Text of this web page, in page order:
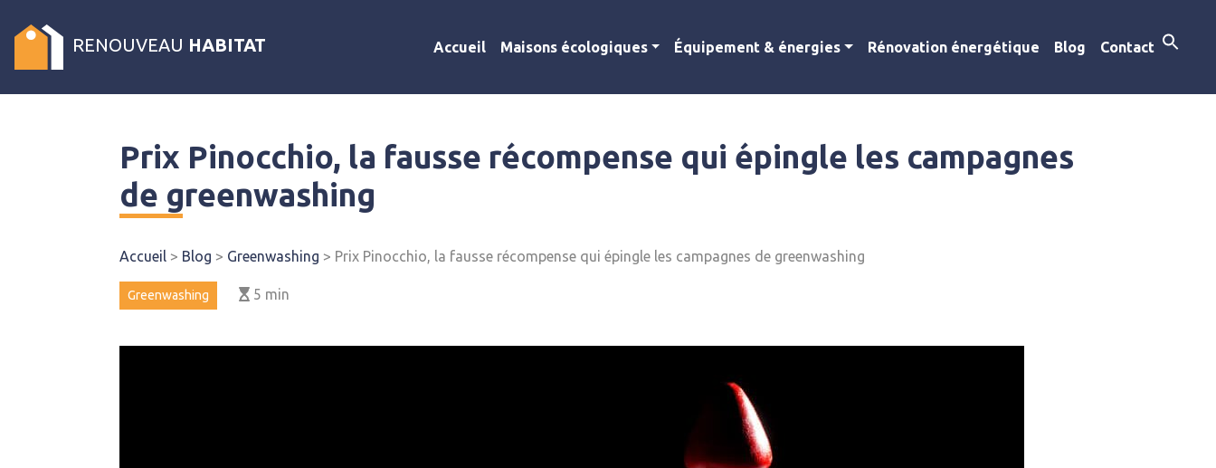
RENOUVEAU HABITAT Accueil Maisons écologiques Équipement & énergies Rénovation énergétique Blog Contact
Prix Pinocchio, la fausse récompense qui épingle les campagnes
de greenwashing
Accueil > Blog > Greenwashing > Prix Pinocchio, la fausse récompense qui épingle les campagnes de greenwashing
Greenwashing 5 min